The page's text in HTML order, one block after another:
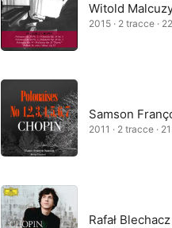
Witold
2015 · 2 tracce ·
Samson
2011 · 2 tracce ·
Rafał Blechacz